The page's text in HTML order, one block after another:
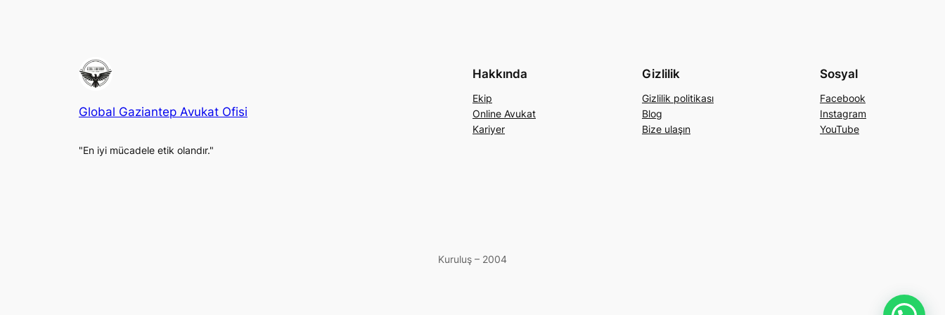
Global Gaziantep Avukat Ofisi
"En iyi mücadele etik olandır."
Hakkında
Ekip
Online Avukat
Kariyer
Gizlilik
Gizlilik politikası
Blog
Bize ulaşın
Sosyal
Facebook
Instagram
YouTube
Kuruluş – 2004